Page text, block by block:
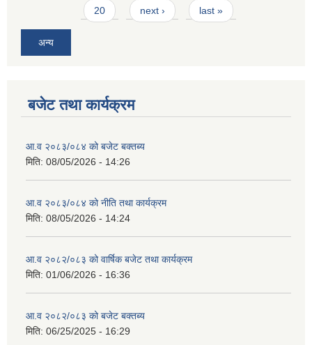
20 next › last »
अन्य
बजेट तथा कार्यक्रम
आ.व २०८३/०८४ को बजेट बक्तब्य
मिति: 08/05/2026 - 14:26
आ.व २०८३/०८४ को नीति तथा कार्यक्रम
मिति: 08/05/2026 - 14:24
आ.व २०८२/०८३ को वार्षिक बजेट तथा कार्यक्रम
मिति: 01/06/2026 - 16:36
आ.व २०८२/०८३ को बजेट बक्तब्य
मिति: 06/25/2025 - 16:29